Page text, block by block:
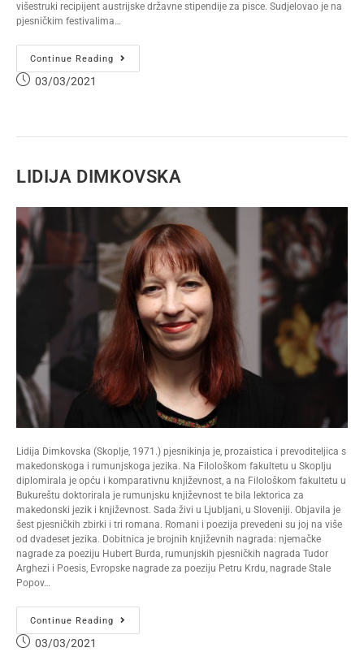
višestruki recipijent austrijske državne stipendije za pisce. Sudjelovao je na
pjesničkim festivalima…
Continue Reading
03/03/2021
LIDIJA DIMKOVSKA
Lidija Dimkovska (Skoplje, 1971.) pjesnikinja je, prozaistica i prevoditeljica s
makedonskoga i rumunjskoga jezika. Na Filološkom fakultetu u Skoplju
diplomirala je opću i komparativnu književnost, a na Filološkom fakultetu u
Bukureštu doktorirala je rumunjsku književnost te bila lektorica za
makedonski jezik i književnost. Sada živi u Ljubljani, u Sloveniji. Objavila je
šest pjesničkih zbirki i tri romana. Romani i poezija prevedeni su joj na više
od dvadeset jezika. Dobitnica je brojnih književnih nagrada: njemačke
nagrade za poeziju Hubert Burda, rumunjskih pjesničkih nagrada Tudor
Arghezi i Poesis, Evropske nagrade za poeziju Petru Krdu, nagrade Stale
Popov…
Continue Reading
03/03/2021